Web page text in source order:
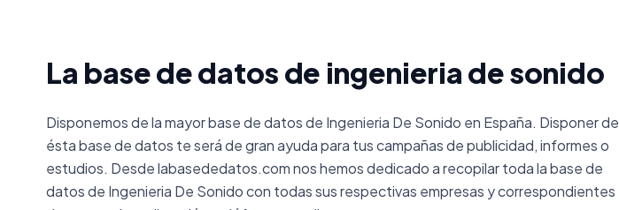
La base de datos de ingenieria de sonido
Disponemos de la mayor base de datos de Ingenieria De Sonido en España. Disponer de
ésta base de datos te será de gran ayuda para tus campañas de publicidad, informes o
estudios. Desde labasededatos.com nos hemos dedicado a recopilar toda la base de
datos de Ingenieria De Sonido con todas sus respectivas empresas y correspondientes